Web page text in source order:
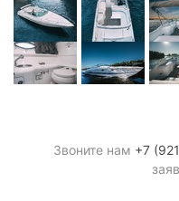
Звоните нам +7